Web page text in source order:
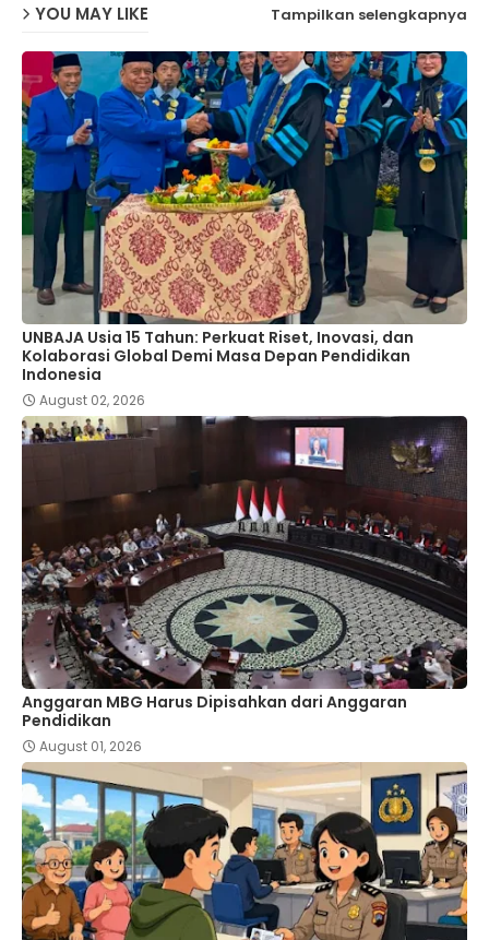
YOU MAY LIKE Tampilkan selengkapnya
UNBAJA Usia 15 Tahun: Perkuat Riset, Inovasi, dan
Kolaborasi Global Demi Masa Depan Pendidikan
Indonesia
August 02, 2026
Anggaran MBG Harus Dipisahkan dari Anggaran
Pendidikan
August 01, 2026